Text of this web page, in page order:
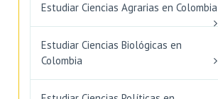
Estudiar Ciencias Agrarias en Colombia
Estudiar Ciencias Biológicas en
Colombia